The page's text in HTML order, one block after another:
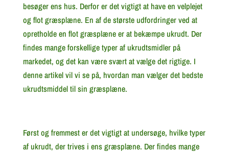
besøger ens hus. Derfor er det vigtigt at have en velplejet
og flot græsplæne. En af de største udfordringer ved at
opretholde en flot græsplæne er at bekæmpe ukrudt. Der
findes mange forskellige typer af ukrudtsmidler på
markedet, og det kan være svært at vælge det rigtige. I
denne artikel vil vi se på, hvordan man vælger det bedste
ukrudtsmiddel til sin græsplæne.
Først og fremmest er det vigtigt at undersøge, hvilke typer
af ukrudt, der trives i ens græsplæne. Der findes mange